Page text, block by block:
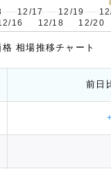
16
16
12/17
12/17
12/18
12/18
12/19
12/19
12/20
12/20
相場推移チャート
前日